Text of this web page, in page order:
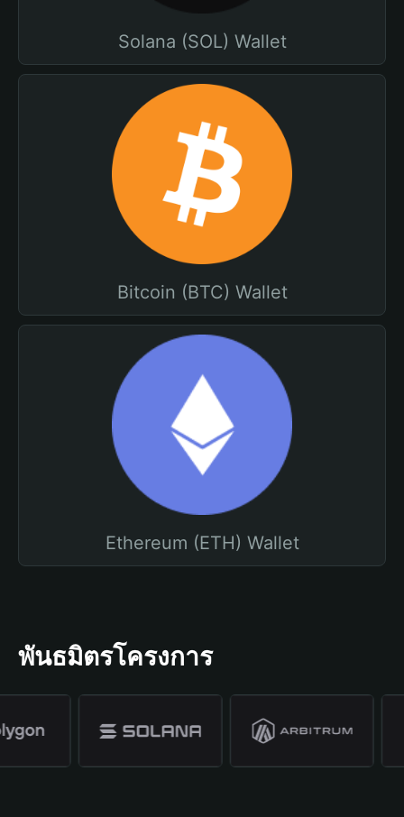
Solana (SOL) Wallet
Bitcoin (BTC) Wallet
Ethereum (ETH) Wallet
พันธมิตรโครงการ